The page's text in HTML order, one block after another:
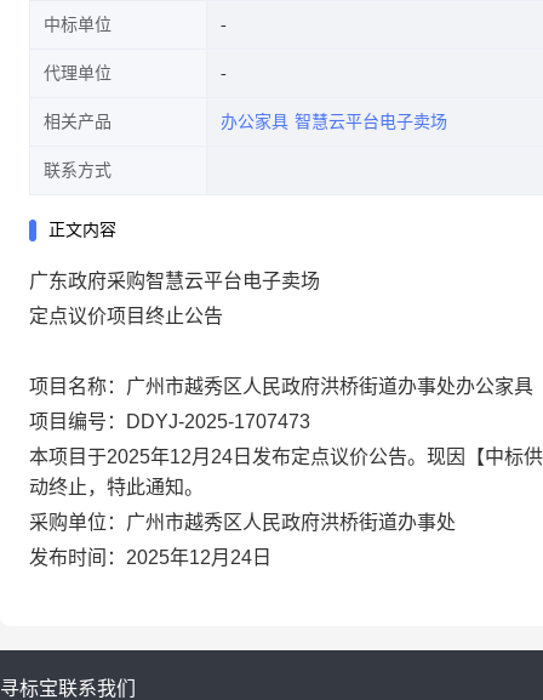
中标单位
代理单位
相关产品 办公家具 智慧云平台电子卖场
联系方式
正文内容
广东政府采购智慧云平台电子卖场
定点议价项目终止公告
项目名称：广州市越秀区人民政府洪桥街道办事处办公家具
项目编号：DDYJ-2025-1707473
本项目于2025年12月24日发布定点议价公告。现因【中标
动终止，特此通知。
采购单位：广州市越秀区人民政府洪桥街道办事处
发布时间：2025年12月24日
寻标宝联系我们